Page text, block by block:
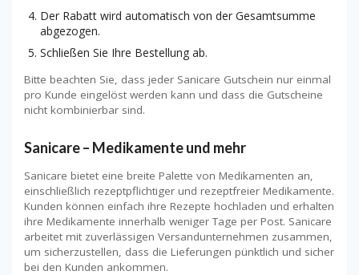
Der Rabatt wird automatisch von der Gesamtsumme
abgezogen.
Schließen Sie Ihre Bestellung ab.
Bitte beachten Sie, dass jeder Sanicare Gutschein nur einmal
pro Kunde eingelöst werden kann und dass die Gutscheine
nicht kombinierbar sind.
Sanicare – Medikamente und mehr
Sanicare bietet eine breite Palette von Medikamenten an,
einschließlich rezeptpflichtiger und rezeptfreier Medikamente.
Kunden können einfach ihre Rezepte hochladen und erhalten
ihre Medikamente innerhalb weniger Tage per Post. Sanicare
arbeitet mit zuverlässigen Versandunternehmen zusammen,
um sicherzustellen, dass die Lieferungen pünktlich und sicher
bei den Kunden ankommen.